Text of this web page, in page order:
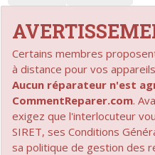
Certains membres
à distance pour vos
Aucun réparateur n'est
CommentReparer.com.
exigez que l'interlocuteur
SIRET, ses Conditions
sa politique de gestion des